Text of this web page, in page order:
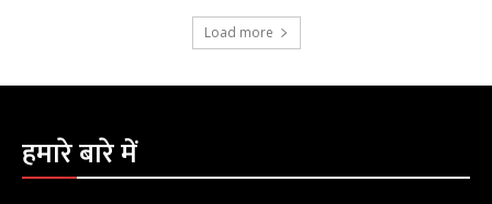
Load more
हमारे बारे में